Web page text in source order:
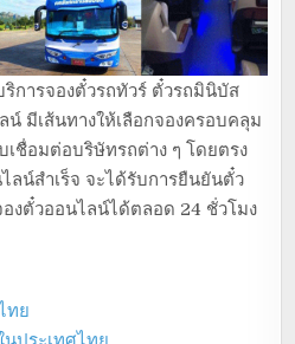
ริการจองตั๋วรถทัวร์ ตั๋วรถมินิบัส
มีเส้นทางให้เลือกจองครอบคลุม
เชื่อมต่อบริษัทรถต่าง ๆ โดยตรง
ลน์สำเร็จ จะได้รับการยืนยันตั๋ว
งตั๋วออนไลน์ได้ตลอด 24 ชั่วโมง
ทย